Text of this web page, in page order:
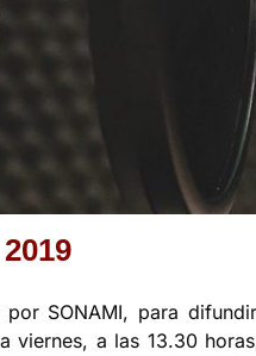
SONAMI, para
viernes, a las 13.30